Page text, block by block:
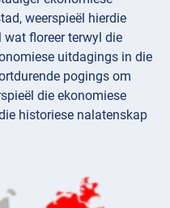
weerspieël hierdie
wat floreer terwyl die
uitdagings in die
pogings om
die ekonomiese
historiese nalatenskap